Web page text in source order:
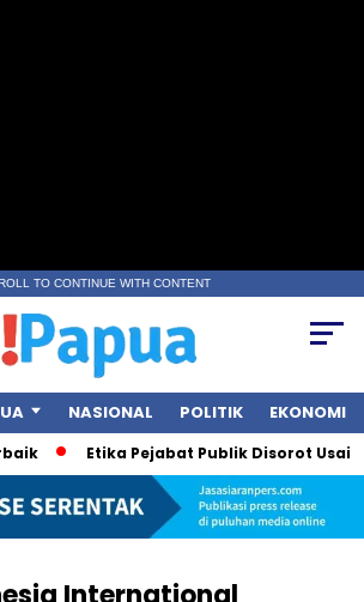
TO CONTINUE WITH CONTENT
NASIONAL POLITIK EKONOMI
Etika Pejabat Publik Disorot Usai